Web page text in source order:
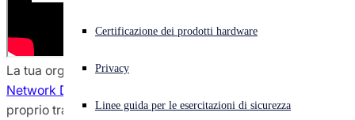
Cyberattacco in corso? Ottieni assistenza immediata
Accedi
Open search
Italiano Open language switcher
Certificazione dei prodotti hardware
Privacy
Linee guida per le esercitazioni di sicurezza
La tua organizzazione può utilizzare una soluzione di
Network Detection and Response (NDR)
proprio traffico di rete. La soluzione identifica minacce